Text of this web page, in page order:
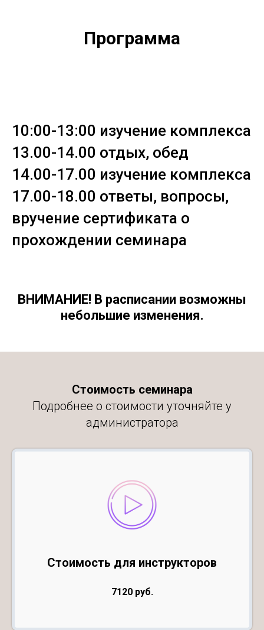
Программа
10:00-13:00 изучение комплекса
13.00-14.00 отдых, обед
14.00-17.00 изучение комплекса
17.00-18.00 ответы, вопросы,
вручение сертификата о
прохождении семинара
ВНИМАНИЕ! В расписании возможны
небольшие изменения.
Стоимость семинара
Подробнее о стоимости уточняйте у
администратора
Стоимость для инструкторов
7120 руб.